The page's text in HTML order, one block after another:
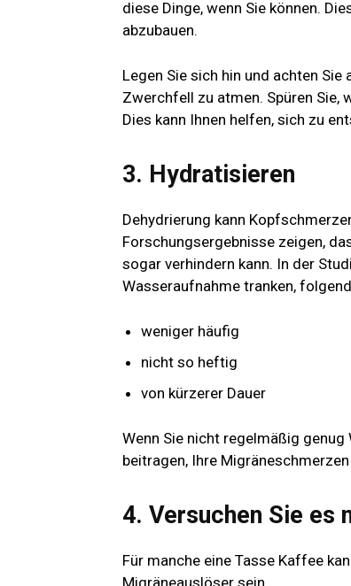
diese Dinge, wenn Sie können.
abzubauen.
Legen Sie sich hin und achten
Zwerchfell zu atmen. Spüren Sie,
Dies kann Ihnen helfen, sich zu
3. Hydratisieren
Dehydrierung kann
Forschungsergebnisse zeigen,
sogar verhindern kann. In der
Wasseraufnahme tranken,
weniger häufig
nicht so heftig
von kürzerer Dauer
Wenn Sie nicht regelmäßig genug
beitragen, Ihre
4. Versuchen Sie es
Für manche eine Tasse Kaffee